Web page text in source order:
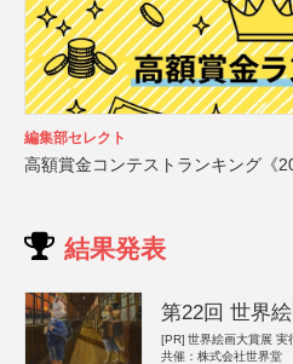
編集部セレクト
高額賞金コンテストランキング《
結果発表
第22回 世界
[PR] 世界絵画大賞展 実
共催：株式会社世界堂